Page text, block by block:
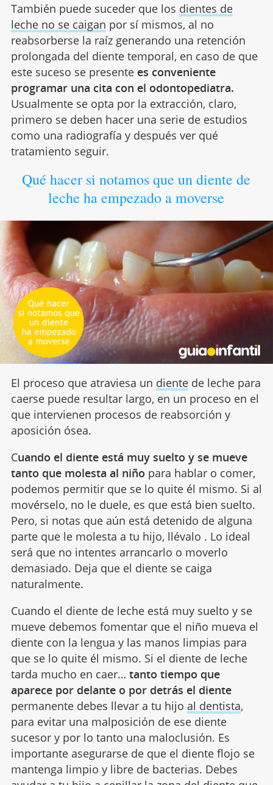
También puede suceder que los dientes de
leche no se caigan por sí mismos, al no
reabsorberse la raíz generando una retención
prolongada del diente temporal, en caso de que
este suceso se presente es conveniente
programar una cita con el odontopediatra.
Usualmente se opta por la extracción, claro,
primero se deben hacer una serie de estudios
como una radiografía y después ver qué
tratamiento seguir.
Qué hacer si notamos que un diente de
leche ha empezado a moverse
El proceso que atraviesa un dientede leche para
caerse puede resultar largo, en un proceso en el
que intervienen procesos de reabsorción y
aposición ósea.
Cuando el diente está muy suelto y se mueve
tanto que molesta al niño para hablar o comer,
podemos permitir que se lo quite él mismo. Si al
movérselo, no le duele, es que está bien suelto.
Pero, si notas que aún está detenido de alguna
parte que le molesta a tu hijo, llévalo . Lo ideal
será que no intentes arrancarlo o moverlo
demasiado. Deja que el diente se caiga
naturalmente.
Cuando el diente de leche está muy suelto y se
mueve debemos fomentar que el niño mueva el
diente con la lengua y las manos limpias para
que se lo quite él mismo. Si el diente de leche
tarda mucho en caer… tanto tiempo que
aparece por delante o por detrás el diente
permanente debes llevar a tu hijo al dentista,
para evitar una malposición de ese diente
sucesor y por lo tanto una maloclusión. Es
importante asegurarse de que el diente flojo se
mantenga limpio y libre de bacterias. Debes